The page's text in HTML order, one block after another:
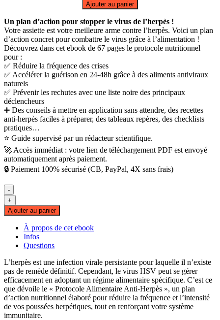
Protocole
Alimentaire
Anti-
Herpès
Ajouter au panier
Un plan d’action pour stopper le virus de l’herpès !
Votre assiette est votre meilleure arme contre l’herpès. Voici un plan
d’action concret pour combattre le virus grâce à l’alimentation !
Découvrez dans cet ebook de 67 pages le protocole nutritionnel
pour :
✅ Réduire la fréquence des crises
✅ Accélérer la guérison en 24-48h grâce à des aliments antiviraux
naturels
✅ Prévenir les rechutes avec une liste noire des principaux
déclencheurs
➕ Des conseils à mettre en application sans attendre, des recettes
anti-herpès faciles à préparer, des tableaux repères, des checklists
pratiques…
⭐ Guide supervisé par un rédacteur scientifique.
🚀 Accès immédiat : votre lien de téléchargement PDF est envoyé
automatiquement après paiement.
🔒 Paiement 100% sécurisé (CB, PayPal, 4X sans frais)
-
quantité
de
Protocole
Alimentaire
Anti-
Herpès
+
Ajouter au panier
À propos de cet ebook
Infos
Questions
L’herpès est une infection virale persistante pour laquelle il n’existe
pas de remède définitif. Cependant, le virus HSV peut se gérer
efficacement en adoptant un régime alimentaire spécifique. C’est ce
que dévoile le « Protocole Alimentaire Anti-Herpès », un plan
d’action nutritionnel élaboré pour réduire la fréquence et l’intensité
de vos poussées herpétiques, tout en renforçant votre système
immunitaire.